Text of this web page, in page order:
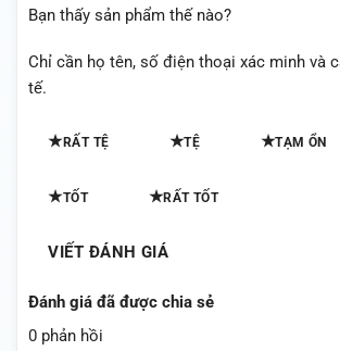
Bạn thấy sản phẩm thế nào?
Chỉ cần họ tên, số điện thoại xác minh và
tế.
★RẤT TỆ ★TỆ ★TẠM ỔN
★TỐT ★RẤT TỐT
VIẾT ĐÁNH GIÁ
Đánh giá đã được chia sẻ
0 phản hồi